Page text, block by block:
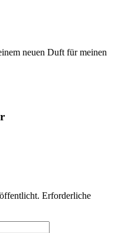
neuen Duft für meinen
Erforderliche